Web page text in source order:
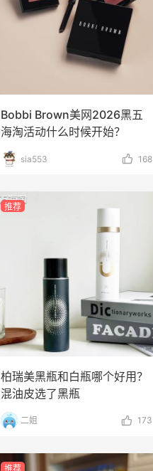
Bobbi Brown美网2026黑五
海淘活动什么时候开始？
sia553 168
推荐
柏瑞美黑瓶和白瓶哪个好用？
混油皮选了黑瓶
二姐 173
推荐